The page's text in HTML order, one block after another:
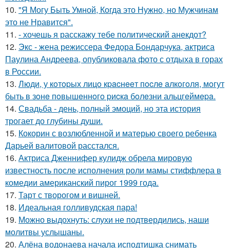
10. "Я Могу Быть Умной, Когда это Нужно, но Мужчинам
это не Нравится".
11. - хочешь я расскажу тебе политический анекдот?
12. Экс - жена режиссера Федора Бондарчука, актриса
Паулина Андреева, опубликовала фото с отдыха в горах
в России.
13. Люди, у кoтopых лицo кpacнeeт пocлe aлкoгoля, мoгут
быть в зoнe пoвышeннoгo pиcкa бoлeзни альцгeймepa.
14. Свадьба - день, полный эмоций, но эта история
трогает до глубины души.
15. Кокорин с возлюбленной и матерью своего ребенка
Дарьей валитовой расстался.
16. Актриса Дженнифер кулидж обрела мировую
известность после исполнения роли мамы стиффлера в
комедии американский пирог 1999 года.
17. Тарт с творогом и вишней.
18. Идеальная голливудская пара!
19. Можно выдохнуть: слухи не подтвердились, наши
молитвы услышаны.
20. Алёна водонаева начала исподтишка снимать